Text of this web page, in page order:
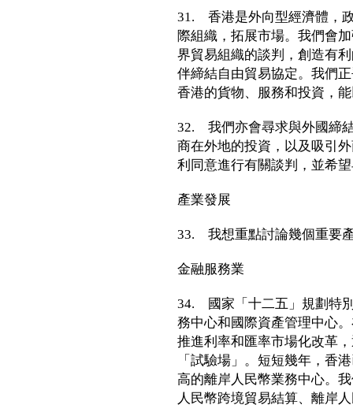
31. 香港是外向型經濟體，
際組織，拓展市場。我們會
界貿易組織的談判，創造有
伴締結自由貿易協定。我們
香港的貨物、服務和投資，
32. 我們亦會尋求與外國締
商在外地的投資，以及吸引
利同意進行有關談判，並希
產業發展
33. 我想重點討論幾個重要
金融服務業
34. 國家「十二五」規劃特
務中心和國際資產管理中心
推進利率和匯率市場化改革
「試驗場」。短短幾年，香
高的離岸人民幣業務中心。
人民幣跨境貿易結算、離岸